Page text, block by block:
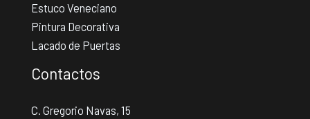
Estuco Veneciano
Pintura Decorativa
Lacado de Puertas
Contactos
C. Gregorio Navas, 15